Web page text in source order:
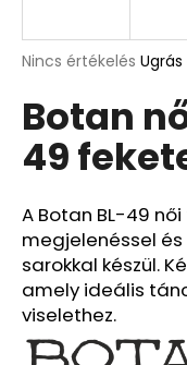
A
átlagos
értékelése
5-
ből
csillag.
Nincs értékelés
Botan
49
A Botan BL-49
megjelenéssel
sarokkal készül.
amely ideális
viselethez.
A
á
n
l
u
k